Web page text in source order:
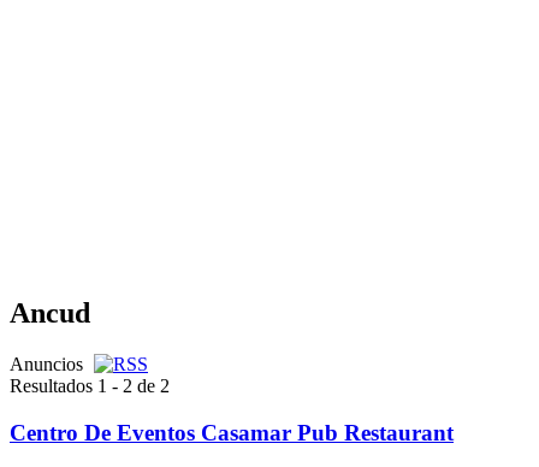
Ancud
Anuncios
Resultados 1 - 2 de 2
Centro De Eventos Casamar Pub Restaurant